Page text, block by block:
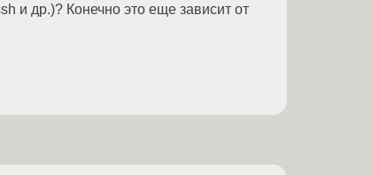
и др.)? Конечно это еще зависит от